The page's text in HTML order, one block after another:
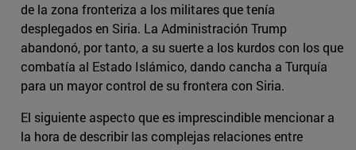
de la zona fronteriza a los militares que tenía
desplegados en Siria. La Administración Trump
abandonó, por tanto, a su suerte a los kurdos con los que
combatía al Estado Islámico, dando cancha a Turquía
para un mayor control de su frontera con Siria.
El siguiente aspecto que es imprescindible mencionar a
la hora de describir las complejas relaciones entre